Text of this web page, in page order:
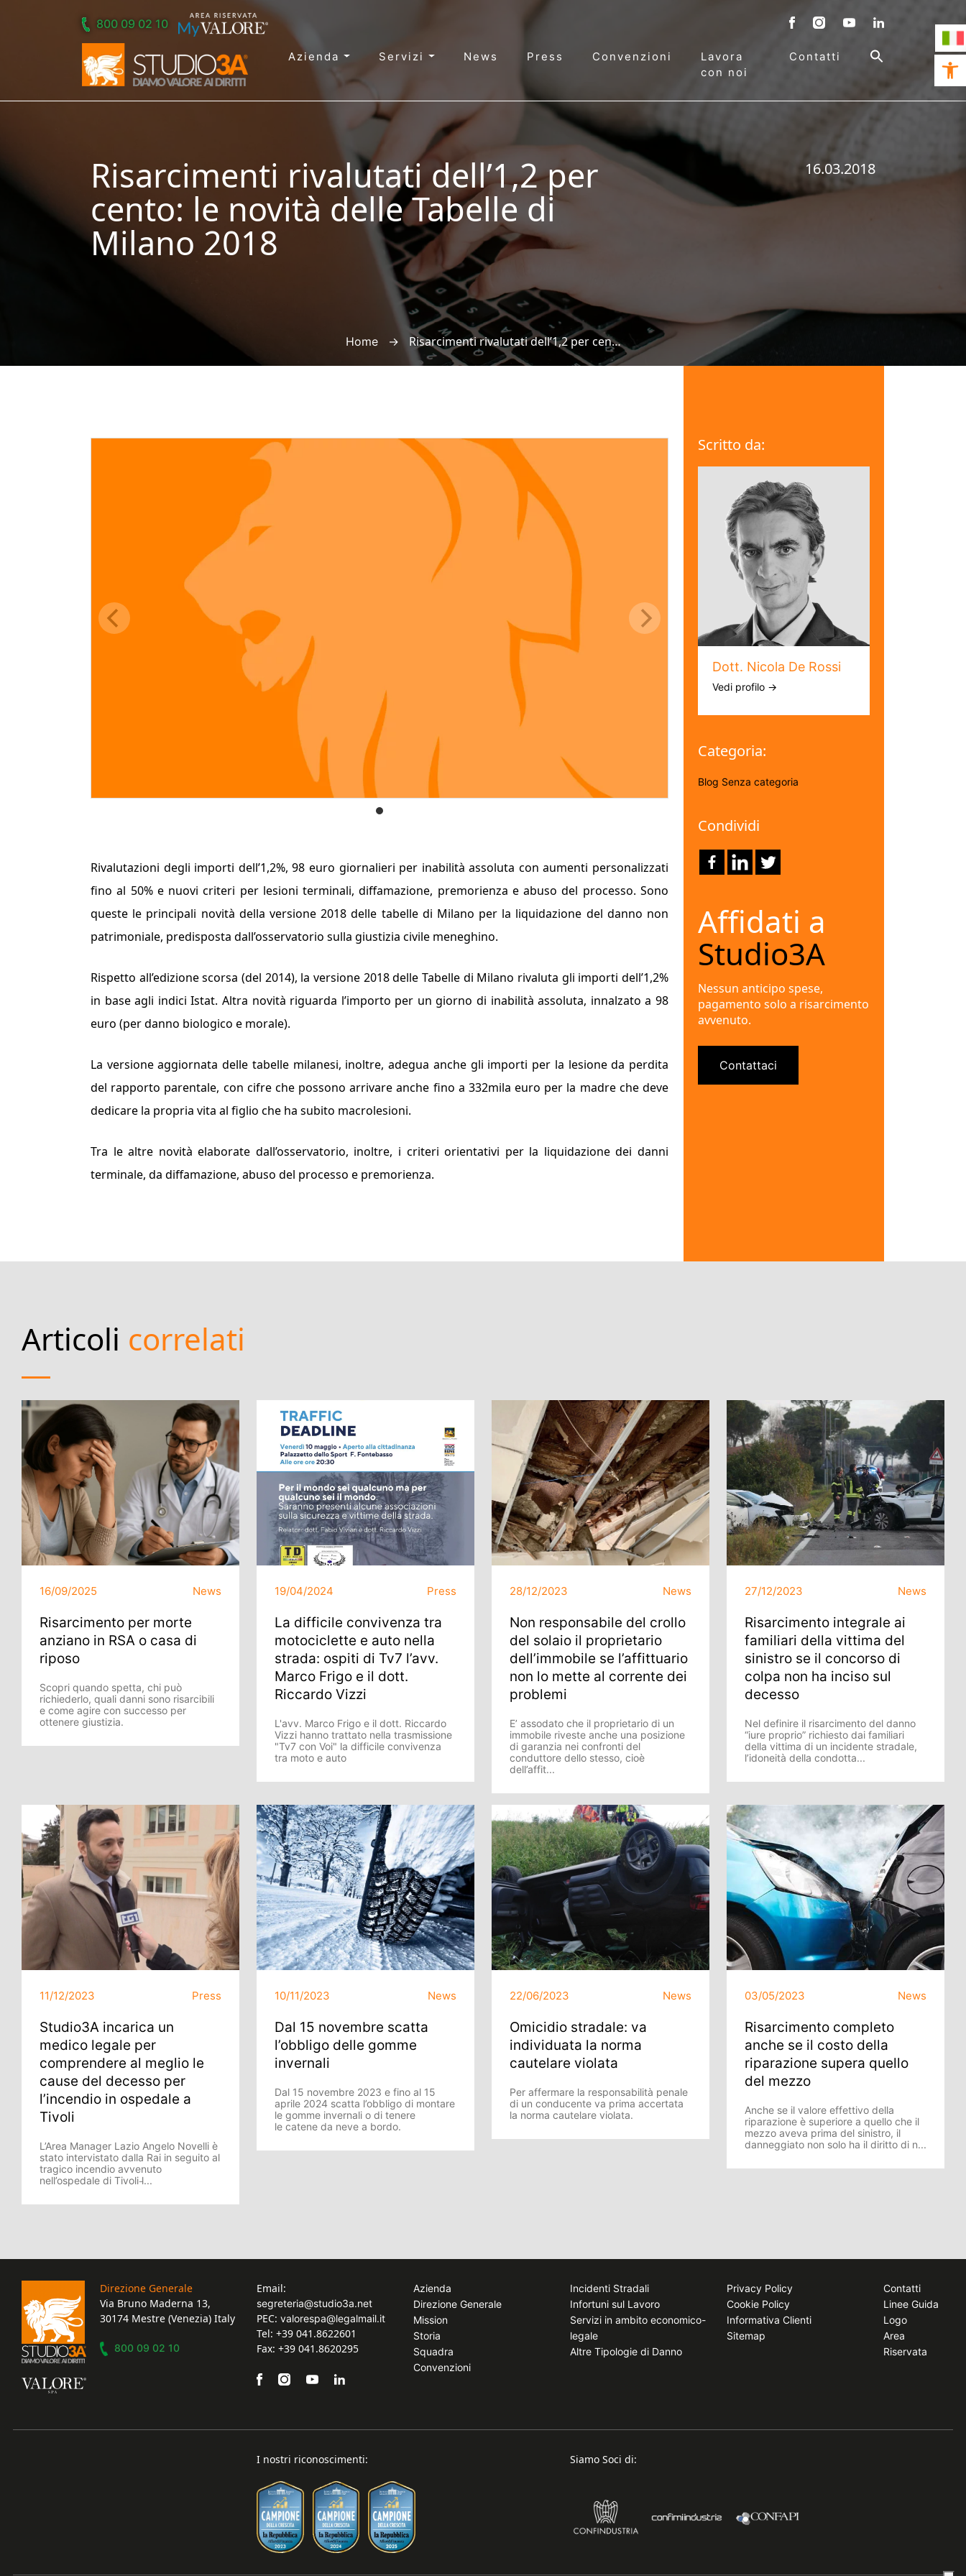
800 09 02 10
Azienda Servizi News Press Convenzioni
Lavora
con noi
Contatti
Risarcimenti rivalutati dell’1,2 per
cento: le novità delle Tabelle di
Milano 2018
16.03.2018
Home → Risarcimenti rivalutati dell’1,2 per cento: le novità delle Tabelle di Milano 2018
Rivalutazioni degli importi dell’1,2%, 98 euro giornalieri per inabilità assoluta con aumenti personalizzati
fino al 50% e nuovi criteri per lesioni terminali, diffamazione, premorienza e abuso del processo. Sono
queste le principali novità della versione 2018 delle tabelle di Milano per la liquidazione del danno non
patrimoniale, predisposta dall’osservatorio sulla giustizia civile meneghino.
Rispetto all’edizione scorsa (del 2014), la versione 2018 delle Tabelle di Milano rivaluta gli importi dell’1,2%
in base agli indici Istat. Altra novità riguarda l’importo per un giorno di inabilità assoluta, innalzato a 98
euro (per danno biologico e morale).
La versione aggiornata delle tabelle milanesi, inoltre, adegua anche gli importi per la lesione da perdita
del rapporto parentale, con cifre che possono arrivare anche fino a 332mila euro per la madre che deve
dedicare la propria vita al figlio che ha subito macrolesioni.
Tra le altre novità elaborate dall’osservatorio, inoltre, i criteri orientativi per la liquidazione dei danni
terminale, da diffamazione, abuso del processo e premorienza.
Scritto da:
Dott. Nicola De Rossi
Vedi profilo →
Categoria:
Blog Senza categoria
Condividi
Affidati a
Studio3A
Nessun anticipo spese,
pagamento solo a risarcimento
avvenuto.
Contattaci
Articoli correlati
16/09/2025 News
Risarcimento per morte
anziano in RSA o casa di
riposo
Scopri quando spetta, chi può
richiederlo, quali danni sono risarcibili
e come agire con successo per
ottenere giustizia.
19/04/2024 Press
La difficile convivenza tra
motociclette e auto nella
strada: ospiti di Tv7 l’avv.
Marco Frigo e il dott.
Riccardo Vizzi
L'avv. Marco Frigo e il dott. Riccardo
Vizzi hanno trattato nella trasmissione
"Tv7 con Voi" la difficile convivenza
tra moto e auto
28/12/2023 News
Non responsabile del crollo
del solaio il proprietario
dell’immobile se l’affittuario
non lo mette al corrente dei
problemi
E’ assodato che il proprietario di un
immobile riveste anche una posizione
di garanzia nei confronti del
conduttore dello stesso, cioè
dell’affit...
27/12/2023 News
Risarcimento integrale ai
familiari della vittima del
sinistro se il concorso di
colpa non ha inciso sul
decesso
Nel definire il risarcimento del danno
“iure proprio” richiesto dai familiari
della vittima di un incidente stradale,
l’idoneità della condotta...
11/12/2023 Press
Studio3A incarica un
medico legale per
comprendere al meglio le
cause del decesso per
l’incendio in ospedale a
Tivoli
L’Area Manager Lazio Angelo Novelli è
stato intervistato dalla Rai in seguito al
tragico incendio avvenuto
nell’ospedale di Tivoli l̵...
10/11/2023 News
Dal 15 novembre scatta
l’obbligo delle gomme
invernali
Dal 15 novembre 2023 e fino al 15
aprile 2024 scatta l’obbligo di montare
le gomme invernali o di tenere
le catene da neve a bordo.
22/06/2023 News
Omicidio stradale: va
individuata la norma
cautelare violata
Per affermare la responsabilità penale
di un conducente va prima accertata
la norma cautelare violata.
03/05/2023 News
Risarcimento completo
anche se il costo della
riparazione supera quello
del mezzo
Anche se il valore effettivo della
riparazione è superiore a quello che il
mezzo aveva prima del sinistro, il
danneggiato non solo ha il diritto di n...
Direzione Generale
Via Bruno Maderna 13,
30174 Mestre (Venezia) Italy
800 09 02 10
Email:
segreteria@studio3a.net
PEC: valorespa@legalmail.it
Tel: +39 041.8622601
Fax: +39 041.8620295
Azienda
Direzione Generale
Mission
Storia
Squadra
Convenzioni
Incidenti Stradali
Infortuni sul Lavoro
Servizi in ambito economico-
legale
Altre Tipologie di Danno
Privacy Policy
Cookie Policy
Informativa Clienti
Sitemap
Contatti
Linee Guida
Logo
Area
Riservata
I nostri riconoscimenti: Siamo Soci di: